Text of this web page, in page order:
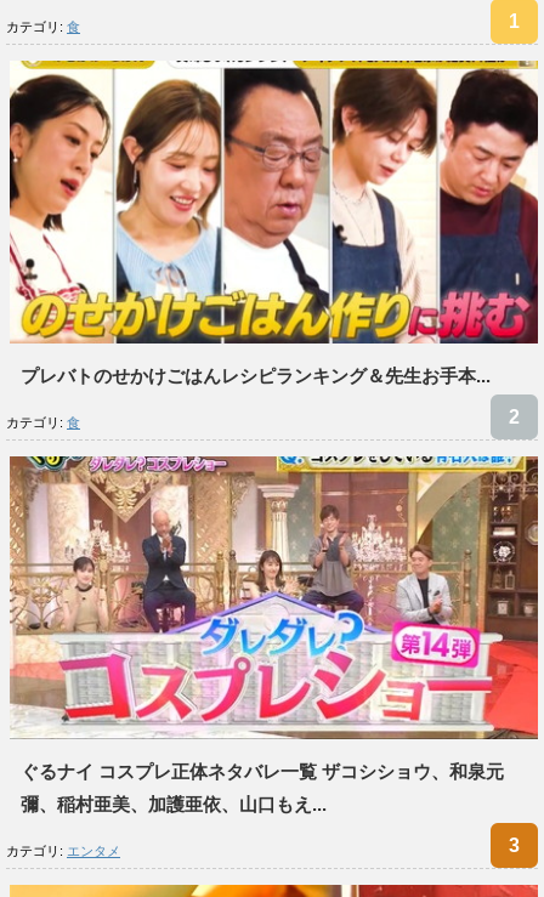
カテゴリ: 食
プレバトのせかけごはんレシピランキング＆先生お手本...
カテゴリ: 食
ぐるナイ コスプレ正体ネタバレ一覧 ザコシショウ、和泉元
彌、稲村亜美、加護亜依、山口もえ...
カテゴリ: エンタメ